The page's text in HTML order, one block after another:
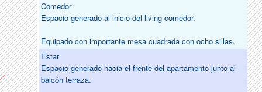
Comedor
Espacio generado al inicio del living comedor.
Equipado con importante mesa cuadrada con ocho sillas.
Estar
Espacio generado hacia el frente del apartamento junto al
balcón terraza.